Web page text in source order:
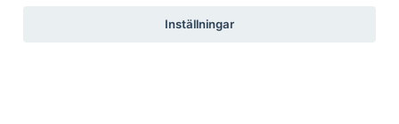
Inställningar